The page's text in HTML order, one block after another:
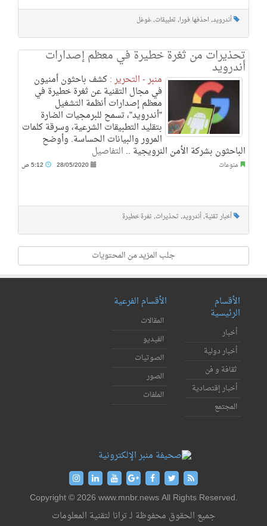
أندرويد, احذفها فورا, تطبيقات, غوغل
تحذيرات من ثغرة خطيرة في معظم إصدارات
أندرويد
منبر - التحرير :كشف باحثون أمنيون
في مجال التقنية عن ثغرة خطيرة في
معظم إصدارات أنظمة التشغيل
"أندرويد"، تسمح للبرمجيات الضارة
بتقليد التطبيقات الشرعية، وسرقة كلمات
المرور والبيانات الحساسة. وأوضح
الباحثون بشركة الأمن النرويجية .. التفاصيل
منوعات 28/05/2020
أخبار تقنية, أندرويد, تحذيرات, ثغرة خطيرة
جلب المزيد من المحتويات
الأقسام
الرئيسية
أخبار
أخبار دولية
ثقافة و فن
أخبار إقتصادية
المجتمع
الأقسام الفرعية
المقالات
الفيديو
الصوتيات
الصور
الملفات
Copyright © 2026 www.mnbr.news All Rights Reserved.
جميع الحقوق محفوظة لـ ترانا لتقنية المعلومات